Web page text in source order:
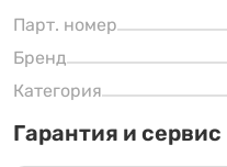
Парт. номер
Бренд
Категория
Гарантия и сервис